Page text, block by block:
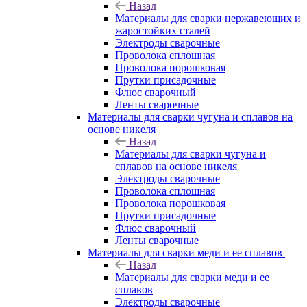
Назад
Материалы для сварки нержавеющих и
жаростойких сталей
Электроды сварочные
Проволока сплошная
Проволока порошковая
Прутки присадочные
Флюс сварочный
Ленты сварочные
Материалы для сварки чугуна и сплавов на
основе никеля
Назад
Материалы для сварки чугуна и
сплавов на основе никеля
Электроды сварочные
Проволока сплошная
Проволока порошковая
Прутки присадочные
Флюс сварочный
Ленты сварочные
Материалы для сварки меди и ее сплавов
Назад
Материалы для сварки меди и ее
сплавов
Электроды сварочные